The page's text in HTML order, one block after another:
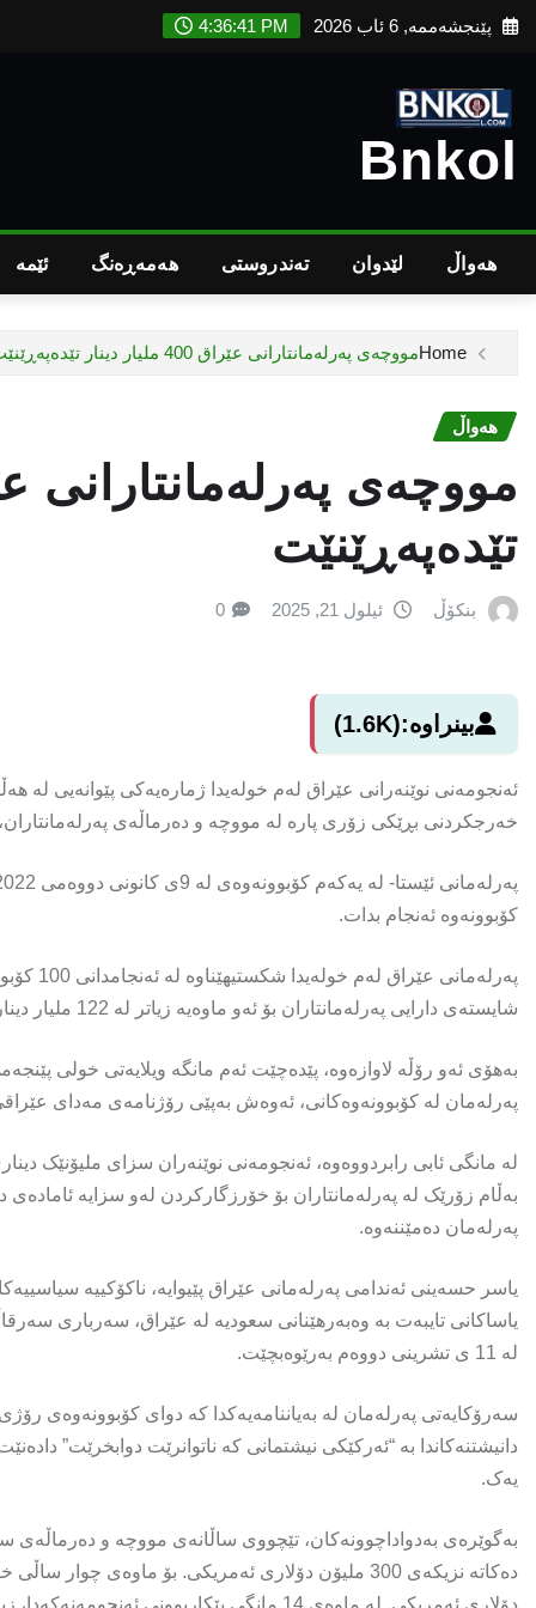
Skip
پێنجشەممە, 6 ئاب 2026 4:36:42 PM
Bnkol
هەواڵ لێدوان تەندروستى هەمەڕەنگ ئێمە
Homeمووچەى پەرلەمانتارانى عێراق 400 ملیار دینار تێدەپەڕێنێت
هەواڵ
تێدەپەڕێنێت
بنکۆڵ ئیلول 21, 2025 0
بینراوە:(1.6K)
ئەنجومەنی نوێنەرانی عێراق لەم خولەیدا ژمارەیەکی پێوانەیی لە
خەرجکردنی بڕێکی زۆری پارە لە مووچە و دەرماڵەی
کۆبوونەوە ئەنجام بدات.
شایستەى دارایی پەرلەمانتاران بۆ ئەو ماوەیە زیاتر لە 122 ملیار دینار بووە و شایستەى ساڵانەش 400 ملیار دینارى تێپەڕاندووە.
بەهۆى ئەو رۆڵە لاوازەوە، پێدەچێت ئەم مانگە ویلایەتى خولى
پەرلەمان لە کۆبوونەوەکانى، ئەوەش بەپێی رۆژنامەى مەداى
لە مانگی ئابی رابردووەوە، ئەنجومەنی نوێنەران سزای ملیۆنێک
بەڵام زۆرێک لە پەرلەمانتاران بۆ خۆرزگارکردن لەو سزایە ئامادەی
پەرلەمان دەمێننەوە.
یاسر حسەینى ئەندامى پەرلەمانى عێراق پێیوایە، ناکۆکییە
یاساکانى تایبەت بە وەبەرهێنانى سعودیە لە عێراق، سەربارى
لە 11 ى تشرینى دووەم بەرێوەبچێت.
سەرۆکایەتی پەرلەمان لە بەیاننامەیەکدا کە دوای کۆبوونەوەی
دانیشتنەکاندا بە “ئەرکێکی نیشتمانی کە ناتوانرێت دوابخرێت”
یەک.
دۆلاری ئەمریکی. لە ماوەی 14 مانگی بێکاربوونی ئەنجومەنەکەدا، زیاتر لە 525 ملیۆن دۆلار بە مووچە و دەرماڵە خەرج کراوە.